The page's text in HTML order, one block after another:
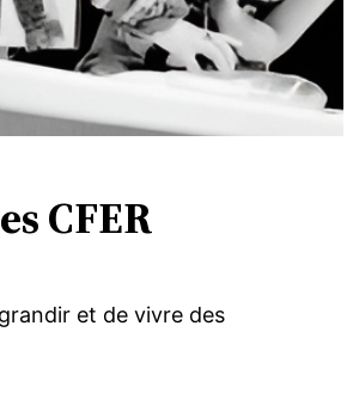
CFER
et de vivre des